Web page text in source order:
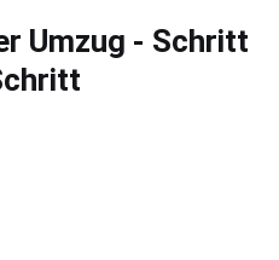
Umzug - Schritt